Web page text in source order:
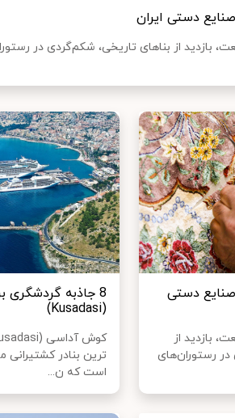
دستی ایران
بازدید از بناهای تاریخی، شکم‌گردی در
دستی
بازدید از
رستوران‌های
8 جاذبه
(Kusadasi)
ترین بنادر کشتیرانی
است که ن...